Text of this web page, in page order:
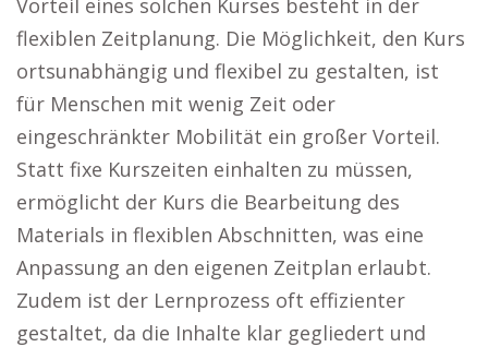
Vorteil eines solchen Kurses besteht in der
flexiblen Zeitplanung. Die Möglichkeit, den Kurs
ortsunabhängig und flexibel zu gestalten, ist
für Menschen mit wenig Zeit oder
eingeschränkter Mobilität ein großer Vorteil.
Statt fixe Kurszeiten einhalten zu müssen,
ermöglicht der Kurs die Bearbeitung des
Materials in flexiblen Abschnitten, was eine
Anpassung an den eigenen Zeitplan erlaubt.
Zudem ist der Lernprozess oft effizienter
gestaltet, da die Inhalte klar gegliedert und